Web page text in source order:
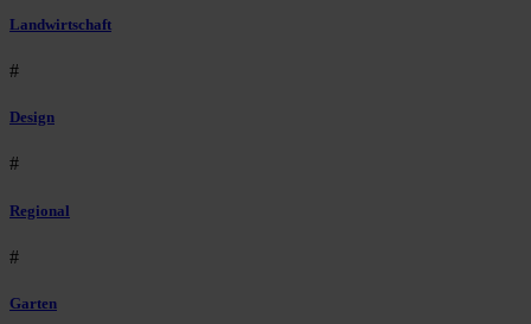
Landwirtschaft
#
Design
#
Regional
#
Garten